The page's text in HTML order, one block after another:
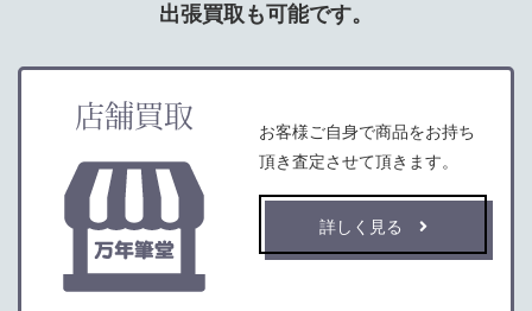
出張買取も可能です。
店舗買取
お客様ご自身で商品をお持ち
頂き査定させて頂きます。
詳しく見る